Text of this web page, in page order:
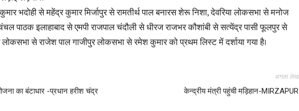
Paper
भदोही से महेंद्र कुमार मिर्जापुर से रामतीर्थ पाल बनारस शेरू निशा, देवरिया लोकसभा से मनोज
पाठक इलाहाबाद से एमपी राजपाल चंदौली से धीरज राजभर कौशांबी से सत्येंद्र पासी फूलपुर से
से राजेश पाल गाजीपुर लोकसभा से रमेश कुमार को प्रथम लिस्ट में दर्शाया गया है।
का बंटाधार -प्रधान हरीश चंद्र
अगला लेख
केन्द्रीय मंत्री पहुंची मड़िहान-MIRZAPUR